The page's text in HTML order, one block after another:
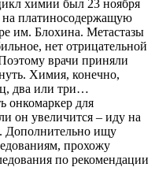
химии был 23 ноября
на платиносодержащую
им. Блохина. Метастазы
нет отрицательной
врачи приняли
Химия, конечно,
два или три…
онкомаркер для
он увеличится – иду на
Дополнительно ищу
прохожу
по рекомендации